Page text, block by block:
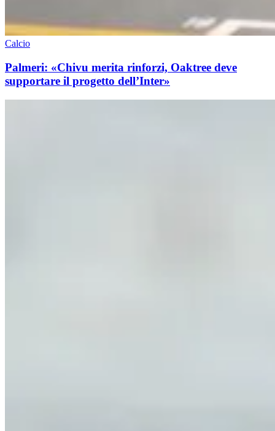
Calcio
Palmeri: «Chivu merita rinforzi, Oaktree deve
supportare il progetto dell’Inter»